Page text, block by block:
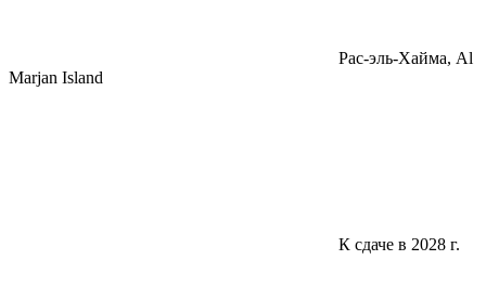
Pac-эль-Хайма, Al
Marjan Island
К сдаче в 2028 г.